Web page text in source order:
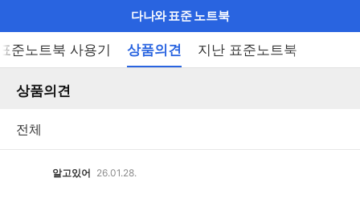
메
기
다나와 표준 노트북
브
랜
준노트북 사용기 상품의견 지난 표준노트북
상품의견
알고있어 26.01.28.